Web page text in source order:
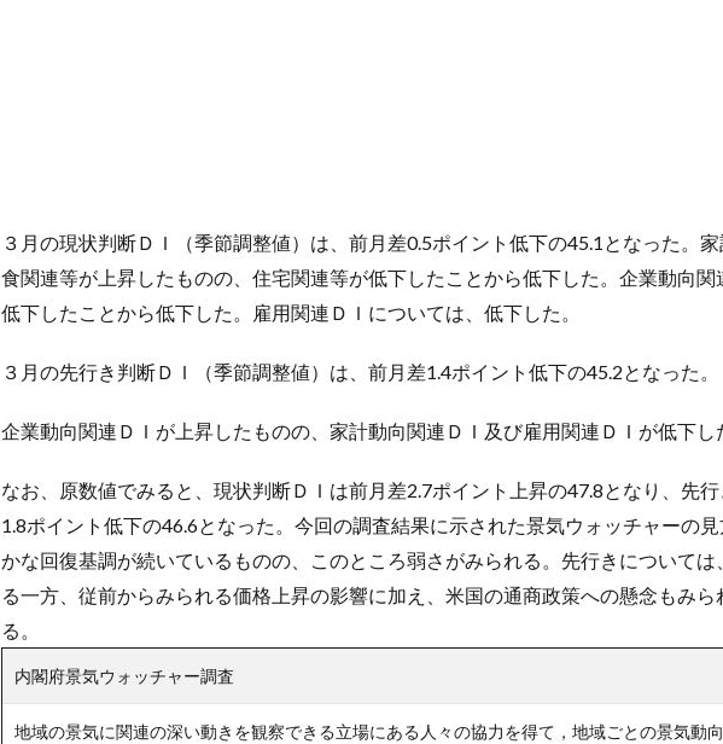
３月の現状判断ＤＩ（季節調整値）は、前月差0.5ポイント低下の45.1となった。
食関連等が上昇したものの、住宅関連等が低下したことから低下した。企業動向
低下したことから低下した。雇用関連ＤＩについては、低下した。
３月の先行き判断ＤＩ（季節調整値）は、前月差1.4ポイント低下の45.2となった。
企業動向関連ＤＩが上昇したものの、家計動向関連ＤＩ及び雇用関連ＤＩが低下し
なお、原数値でみると、現状判断ＤＩは前月差2.7ポイント上昇の47.8となり、先
1.8ポイント低下の46.6となった。今回の調査結果に示された景気ウォッチャーの
かな回復基調が続いているものの、このところ弱さがみられる。先行きについて
る一方、従前からみられる価格上昇の影響に加え、米国の通商政策への懸念もみ
る。
内閣府景気ウォッチャー調査
地域の景気に関連の深い動きを観察できる立場にある人々の協力を得て，地域ごとの景気動